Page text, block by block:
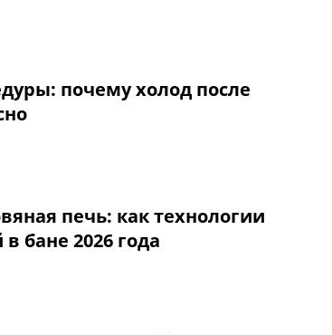
почему холод после
печь: как технологии
бане 2026 года